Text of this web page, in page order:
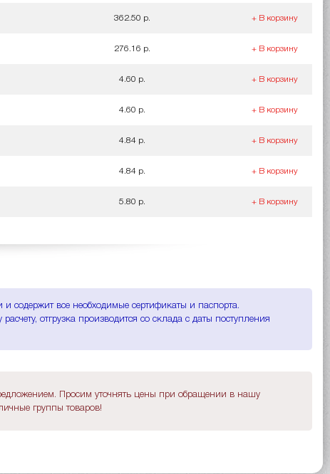
362.50 р. + В корзину
276.16 р. + В корзину
4.60 р. + В корзину
4.60 р. + В корзину
4.84 р. + В корзину
4.84 р. + В корзину
5.80 р. + В корзину
содержит все необходимые сертификаты и паспорта.
отгрузка производится со склада с даты поступления
Просим уточнять цены при обращении в нашу
группы товаров!